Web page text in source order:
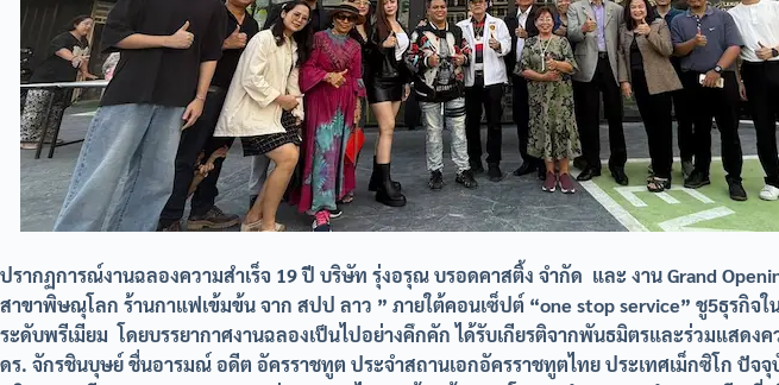
ปรากฏการณ์งานฉลองความสำเร็จ 19 ปี บริษัท รุ่งอรุณ บรอดคาสติ้ง จำกัด และ งาน Grand
สาขาพิษณุโลก ร้านกาแฟเข้มข้น จาก สปป ลาว ” ภายใต้คอนเซ็ปต์ “one stop service” ชู5ธุรกิจใ
ระดับพรีเมียม โดยบรรยากาศงานฉลองเป็นไปอย่างคึกคัก ได้รับเกียรติจากพันธมิตรและร่วมแสดง
ดร. จักรชินบุษย์ ชื่นอารมณ์ อดีต อัครราชทูต ประจำสถานเอกอัครราชทูตไทย ประเทศเม็กซิโก ปัจจุ